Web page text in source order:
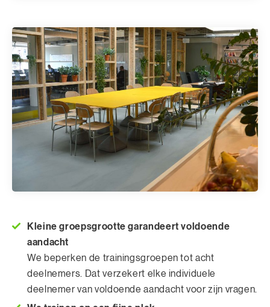
Kleine groepsgrootte garandeert voldoende
aandacht
We beperken de trainingsgroepen tot acht
deelnemers. Dat verzekert elke individuele
deelnemer van voldoende aandacht voor zijn vragen.